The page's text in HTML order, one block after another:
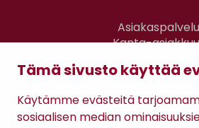
Tämä sivusto käyttää
Käytämme evästeitä
sosiaalisen median
Asiakaspalvelu
Kanta-
Gomee Ratsula
Sopimusehdot